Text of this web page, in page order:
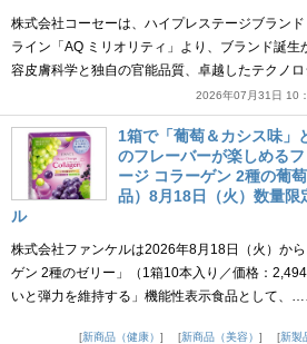
株式会社コーセーは、ハイプレステージブラン
ライン「AQ ミリオリティ」より、ブランド誕
容皮膚科学と独自の官能品質、卓越したテクノ
2026年07月31日 10
1箱で「葡萄＆カシス味」
のフレーバーが楽しめる
ージ コラーゲン 2種の葡
品）8月18日（火）数量限
ル
株式会社ファンケルは2026年8月18日（火）か
ゲン 2種のゼリー」（1箱10本入り／価格：
いと弾力を維持する」機能性表示食品として、
新商品（健康）
新商品（美容） 新製